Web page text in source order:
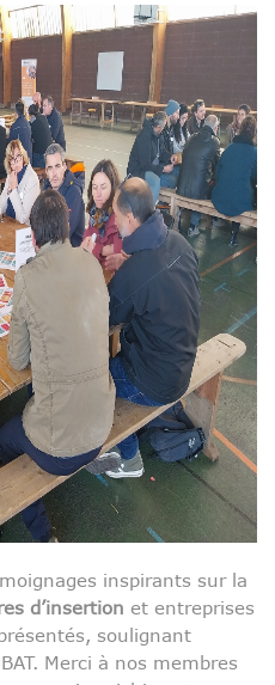
inspirants sur la
d’insertion et entreprises
soulignant
Merci à nos membres